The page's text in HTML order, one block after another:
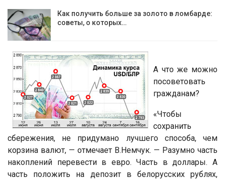
Как получить больше за золото в ломбарде:
советы, о которых…
А что же можно
посоветовать
гражданам?
«Чтобы
сохранить
сбережения, не придумано лучшего способа, чем
корзина валют, — отмечает В.Немчук. — Разумно часть
накоплений перевести в евро. Часть в доллары. А
часть положить на депозит в белорусских рублях,